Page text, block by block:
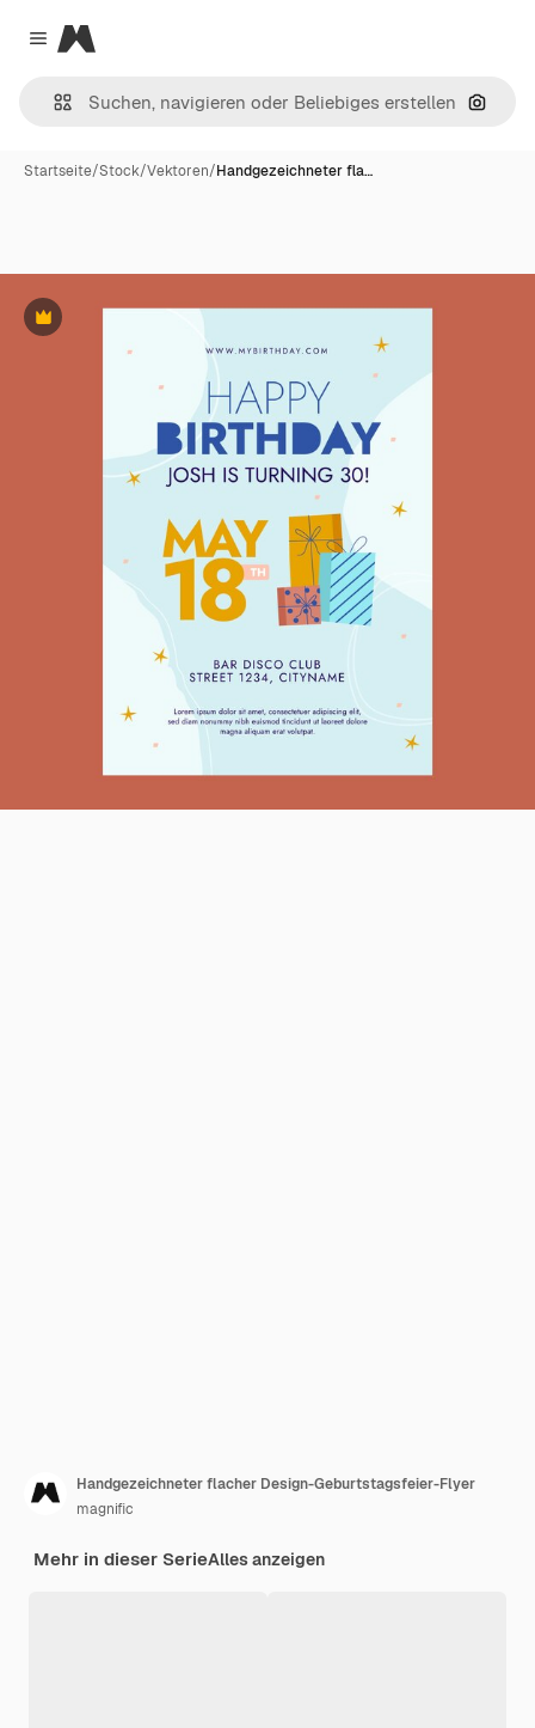
Close menu
Magnific
Nach
Startseite/Stock/Vektoren/Handgezeichneter fla…
Premium
Handgezeichneter flacher Design-Geburtstagsfeier-Flyer
magnific
Mehr in dieser SerieAlles anzeigen